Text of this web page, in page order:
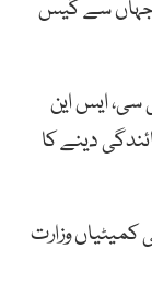
158 کے تحت جہاں سے گیس
ایس این
دینے کا
کمیٹیاں وزارت